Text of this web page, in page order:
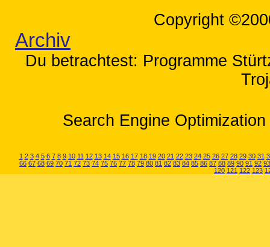
Copyright
Archiv
Du betrachtest: Programme
Search Engine
1 2 3 4 5 6 7 8 9 10 11 12 13 14 15 16 17 18 19 20 21 22 23 24 25 26 27 28 29 30 31
66 67 68 69 70 71 72 73 74 75 76 77 78 79 80 81 82 83 84 85 86 87 88 89 90 91 92 93
120 121 122 123